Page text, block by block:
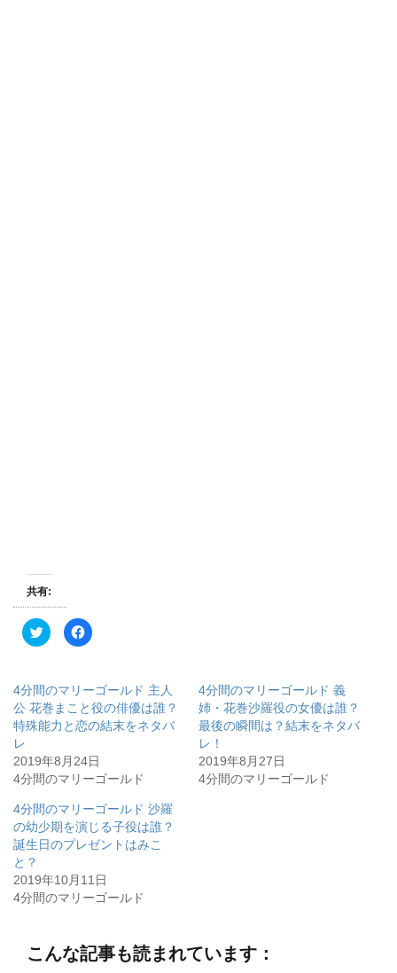
共有:
ク
リ
T
w
i
t
t
r
で
共
新
し
い
ウ
ィ
ド
ウ
で
開
F
a
o
k
で
共
る
に
は
ッ
ク
し
て
く
さ
い
(
ィ
ン
4分間のマリーゴールド 主人
公 花巻まこと役の俳優は誰？
特殊能力と恋の結末をネタバ
レ
2019年8月24日
4分間のマリーゴールド
4分間のマリーゴールド 義
姉・花巻沙羅役の女優は誰？
最後の瞬間は？結末をネタバ
レ！
2019年8月27日
4分間のマリーゴールド
4分間のマリーゴールド 沙羅
の幼少期を演じる子役は誰？
誕生日のプレゼントはみこ
と？
2019年10月11日
4分間のマリーゴールド
こんな記事も読まれています：